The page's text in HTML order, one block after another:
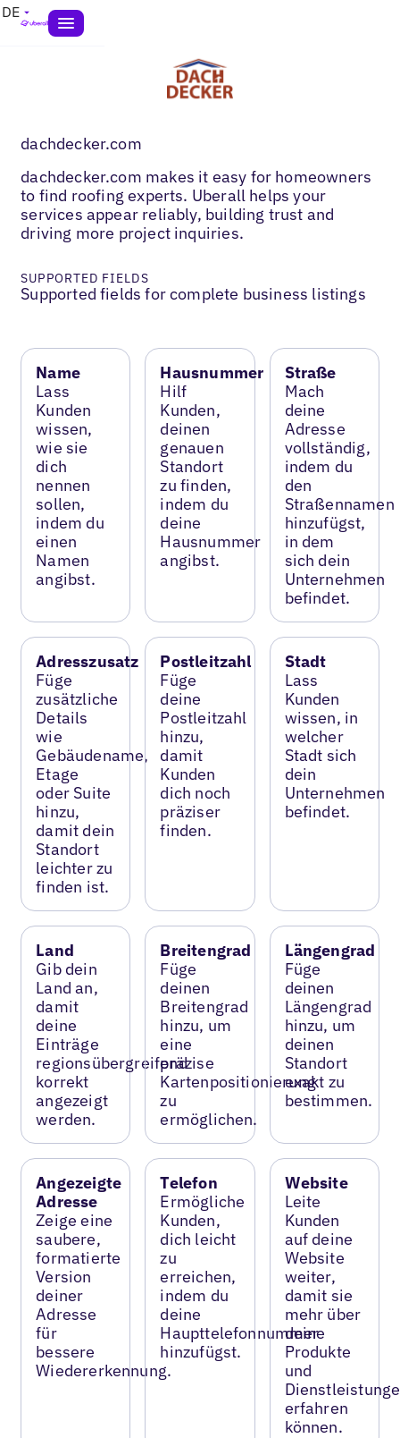
DE
dachdecker.com
dachdecker.com makes it easy for homeowners
to find roofing experts. Uberall helps your
services appear reliably, building trust and
driving more project inquiries.
SUPPORTED FIELDS
Supported fields for complete business listings
Name
Lass
Kunden
wissen,
wie sie
dich
nennen
sollen,
indem du
einen
Namen
angibst.
Hausnummer
Hilf
Kunden,
deinen
genauen
Standort
zu finden,
indem du
deine
Hausnummer
angibst.
Straße
Mach
deine
Adresse
vollständig,
indem du
den
Straßennamen
hinzufügst,
in dem
sich dein
Unternehmen
befindet.
Adresszusatz
Füge
zusätzliche
Details
wie
Gebäudename,
Etage
oder Suite
hinzu,
damit dein
Standort
leichter zu
finden ist.
Postleitzahl
Füge
deine
Postleitzahl
hinzu,
damit
Kunden
dich noch
präziser
finden.
Stadt
Lass
Kunden
wissen, in
welcher
Stadt sich
dein
Unternehmen
befindet.
Land
Gib dein
Land an,
damit
deine
Einträge
regionsübergreifend
korrekt
angezeigt
werden.
Breitengrad
Füge
deinen
Breitengrad
hinzu, um
eine
präzise
Kartenpositionierung
zu
ermöglichen.
Längengrad
Füge
deinen
Längengrad
hinzu, um
deinen
Standort
exakt zu
bestimmen.
Angezeigte
Adresse
Zeige eine
saubere,
formatierte
Version
deiner
Adresse
für
bessere
Wiedererkennung.
Telefon
Ermögliche
Kunden,
dich leicht
zu
erreichen,
indem du
deine
Haupttelefonnummer
hinzufügst.
Website
Leite
Kunden
auf deine
Website
weiter,
damit sie
mehr über
deine
Produkte
und
erfahren
können.